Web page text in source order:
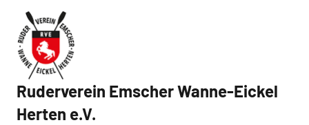
Inhalt
springen
Ruderverein Emscher Wanne-Eickel
Herten e.V.